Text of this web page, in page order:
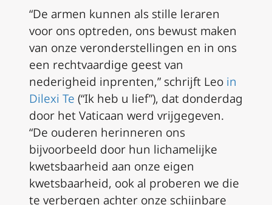
“De armen kunnen als stille leraren
voor ons optreden, ons bewust maken
van onze veronderstellingen en in ons
een rechtvaardige geest van
nederigheid inprenten,” schrijft Leo in
Dilexi Te (“Ik heb u lief”), dat donderdag
door het Vaticaan werd vrijgegeven.
“De ouderen herinneren ons
bijvoorbeeld door hun lichamelijke
kwetsbaarheid aan onze eigen
kwetsbaarheid, ook al proberen we die
te verbergen achter onze schijnbare